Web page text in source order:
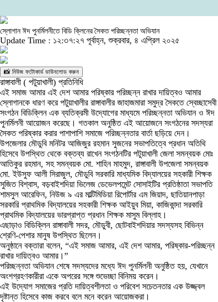
স্লোগান ঈদ পুনর্মিলনীতে বিডি ক্লিনের সৈকত পরিচ্ছন্নতা অভিযান
Update Time : ১২:৩৭:২৭ পূর্বাহ্ন, শুক্রবার, ৪ এপ্রিল ২০২৫
📸 নিউজ ফটোকার্ড ডাউনলোড করুন
রাঙ্গাবালী ( পটুয়াখালী) প্রতিনিধি
এই সমাজ আমার এই দেশ আমার পরিষ্কার পরিচ্ছন্ন রাখার দায়িত্বও আমার
স্লোগানকে ধারণ করে পটুয়াখালীর রাঙ্গাবালীর জাহাজমারা সমুদ্র সৈকতে স্বেচ্ছাসেবী
সংগঠন বিডিক্লিন এক ব্যতিক্রমী উদ্যোগের মাধ্যমে পরিচ্ছন্নতা অভিযান ও ঈদ
পুনর্মিলনী আয়োজন করেছে। গতকাল অনুষ্ঠিত এই আয়োজনে সংগঠনের সদস্যরা
সৈকত পরিষ্কার করার পাশাপাশি সমাজে পরিচ্ছন্নতার বার্তা ছড়িয়ে দেন।
উপজেলার মৌডুবি মনিটর আজিজুর রহমান সুজনের সভাপতিত্বে প্রধান অতিথি
হিসেবে উপস্থিত থেকে বক্তব্য রাখেন সংগঠনটির পটুয়াখালী জেলা সমন্বয়ক মোঃ
আতিকুর রহমান, সহ সমন্বয়ক মো. শাহিন মাহমুদ, রাঙ্গাবালী উপজেলা সমন্বয়ক
মো. ইউসুফ আলী সিরাজুল, মৌডুবি সরকারি মাধ্যমিক বিদ্যালয়ের সহকারী শিক্ষক
সুজিত বিশ্বাস, বড়বাইশদিয়া ভিলেজ ডেভেলপমেন্ট সোসাইটির প্রতিষ্ঠাতা সভাপতি
শামসুল আরেফিন, নিউজ ৯ এর মাল্টিমিডিয়া রিপোর্টার এম জিয়াদ, ছাতিয়ানপাড়া
সরকারি প্রাথমিক বিদ্যালয়ের সহকারী শিক্ষক আইয়ুব মিয়া, কাজিকান্দা সরকারি
প্রাথমিক বিদ্যালয়ের ভারপ্রাপ্ত প্রধান শিক্ষক মাসুম বিল্লাহ।
এছাড়াও বিডিক্লিন রাঙ্গাবালী সদর, মৌডুবী, ছোটবাইশদিয়ার সদস্যসহ বিভিন্ন
শ্রেণি-পেশার মানুষ উপস্থিত ছিলেন।
অনুষ্ঠানে বক্তারা বলেন, “এই সমাজ আমার, এই দেশ আমার, পরিষ্কার-পরিচ্ছন্ন
রাখার দায়িত্বও আমার।”
পরিচ্ছন্নতা অভিযান শেষে সদস্যদের মধ্যে ঈদ পুনর্মিলনী অনুষ্ঠিত হয়, যেখানে
অংশগ্রহণকারীরা একে অপরের সঙ্গে শুভেচ্ছা বিনিময় করেন।
এই উদ্যোগ সমাজের প্রতি দায়িত্বশীলতা ও পরিবেশ সচেতনতার এক উজ্জ্বল
দৃষ্টান্ত হিসেবে কাজ করবে বলে মনে করেন আয়োজকরা।